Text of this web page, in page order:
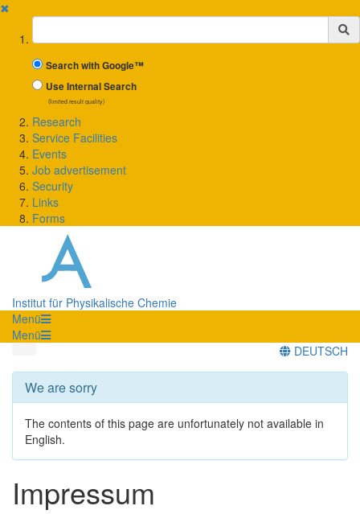
✖
Suchbegriff
Search with Google™
Use Internal Search
(limited result quality)
Research
Service Facilities
Events
Job advertisement
Security
Links
Forms
Institut für Physikalische Chemie
Menü
Menü
DEUTSCH
We are sorry
The contents of this page are unfortunately not available in
English.
Impressum